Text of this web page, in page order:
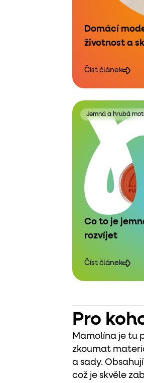
Domácí
životnost a
Číst článek
Jemná a hrubá
Co to je
rozvíjet
Číst článek
Pro
Mamolína je tu
zkoumat
a sady.
což je skvěle